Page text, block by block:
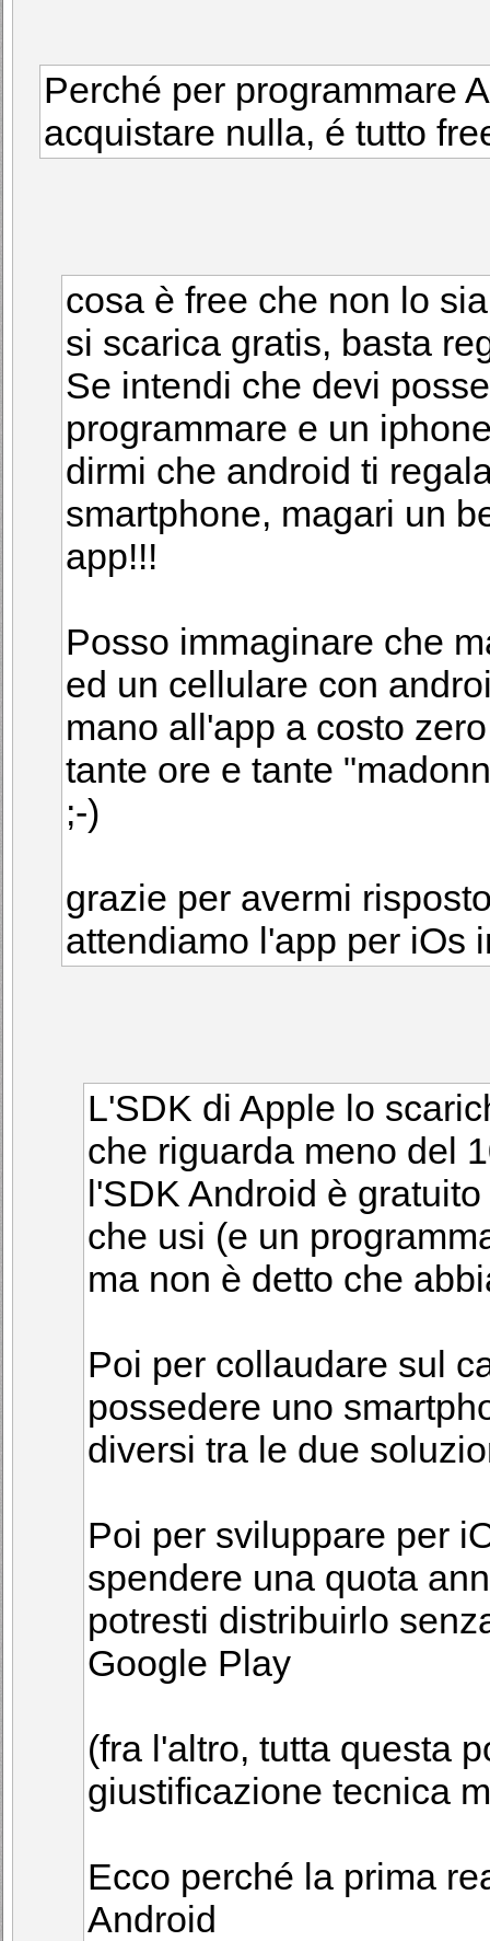
Perché per programmare
acquistare nulla, é tutto
cosa è free che non lo
si scarica gratis, basta
Se intendi che devi
programmare e un
dirmi che android ti
smartphone, magari un
app!!!
Posso immaginare che
ed un cellulare con
mano all'app a costo
tante ore e tante
;-)
grazie per avermi
attendiamo l'app per iOs
L'SDK di Apple lo
che riguarda meno del
l'SDK Android è
che usi (e un
ma non è detto che
Poi per collaudare sul
possedere uno
diversi tra le due
Poi per sviluppare per
spendere una quota
potresti distribuirlo
Google Play
(fra l'altro, tutta questa
giustificazione tecnica
Ecco perché la prima
Android